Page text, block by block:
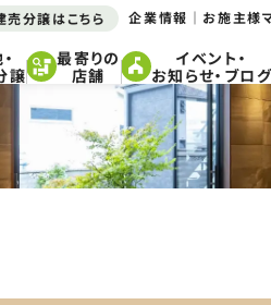
譲
最寄りの
店舗
イベント・
お知らせ・ブログ
売分譲はこちら 企業情報 お施主様